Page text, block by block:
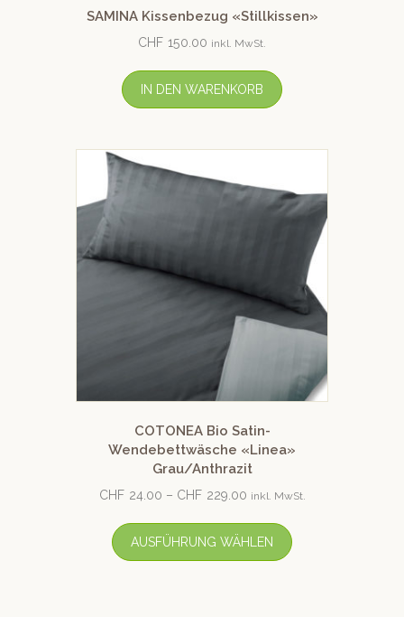
SAMINA Kissenbezug «Stillkissen»
CHF 150.00 inkl. MwSt.
IN DEN WARENKORB
COTONEA Bio Satin-
Wendebettwäsche «Linea»
Grau/Anthrazit
CHF 24.00 – CHF 229.00 inkl. MwSt.
AUSFÜHRUNG WÄHLEN